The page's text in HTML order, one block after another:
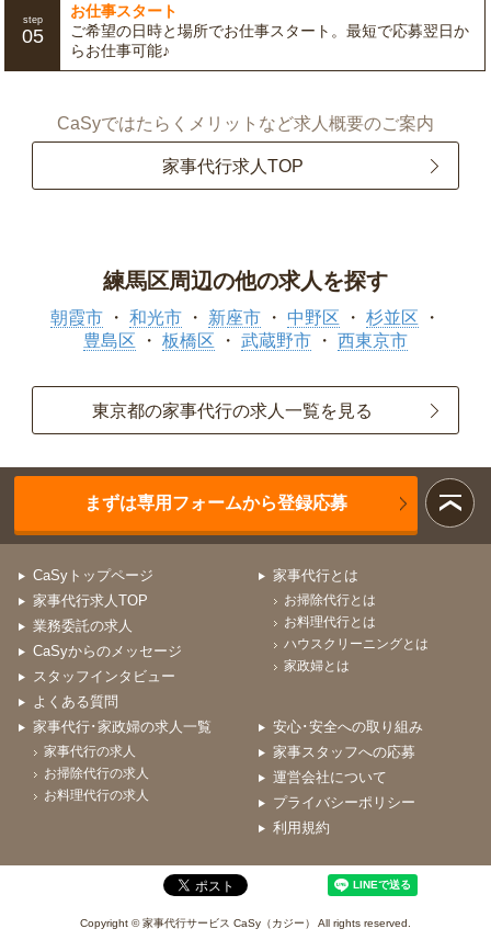
step
05
お仕事スタート
ご希望の日時と場所でお仕事スタート。最短で応募翌日か
らお仕事可能♪
CaSyではたらくメリットなど求人概要のご案内
家事代行求人TOP
練馬区周辺の他の求人を探す
朝霞市 和光市 新座市 中野区
杉並区
豊島区
板橋区 武蔵野市 西東京市
東京都の家事代行の求人一覧を見る
まずは専用フォームから登録応募
CaSyトップページ
家事代行求人TOP
業務委託の求人
CaSyからのメッセージ
スタッフインタビュー
よくある質問
家事代行とは
お掃除代行とは
お料理代行とは
ハウスクリーニングとは
家政婦とは
家事代行･家政婦の求人一覧
家事代行の求人
お掃除代行の求人
お料理代行の求人
安心･安全への取り組み
家事スタッフへの応募
運営会社について
プライバシーポリシー
利用規約
Copyright © 家事代行サービス CaSy（カジー） All rights reserved.